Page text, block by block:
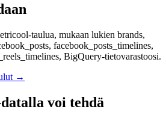
taulua, mukaan lukien brands,
facebook_posts_timelines,
BigQuery-tietovarastoosi.
→
voi tehdä